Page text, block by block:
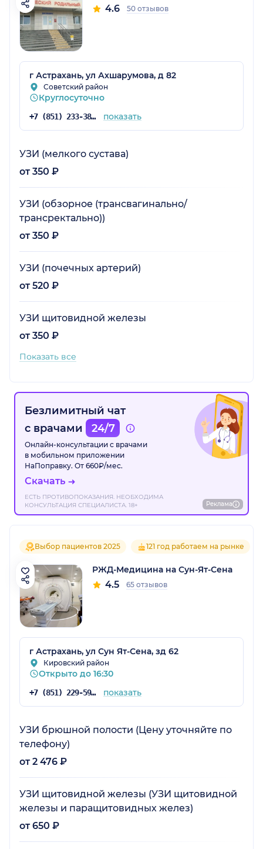
4.6 50 отзывов
г Астрахань, ул Ахшарумова, д 82
Советский район
Круглосуточно
+7 (851) 233-38-35 показать
УЗИ (мелкого сустава)
от 350 ₽
УЗИ (обзорное (трансвагинально/
трансректально))
от 350 ₽
УЗИ (почечных артерий)
от 520 ₽
УЗИ щитовидной железы
от 350 ₽
Показать все
Безлимитный чат
с врачами
24/7
Онлайн-консультации с врачами
в мобильном приложении
НаПоправку. От 660₽/мес.
Скачать
ЕСТЬ ПРОТИВОПОКАЗАНИЯ. НЕОБХОДИМА
КОНСУЛЬТАЦИЯ СПЕЦИАЛИСТА. 18+
Реклама
Выбор пациентов 2025 121 год работаем на рынке
РЖД-Медицина на Сун-Ят-Сена
4.5 65 отзывов
г Астрахань, ул Сун Ят-Сена, зд 62
Кировский район
Открыто до 16:30
+7 (851) 229-59-49 показать
УЗИ брюшной полости (Цену уточняйте по
телефону)
от 2 476 ₽
УЗИ щитовидной железы (УЗИ щитовидной
железы и паращитовидных желез)
от 650 ₽